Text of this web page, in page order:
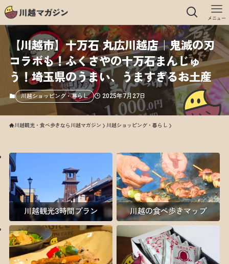
メニュー
【川越市】十万石 丸広川越店｜鬼滅の刃
コラボも！ふくさやの十万石まんじゅ
う！埼玉県のうまい、うますぎるお土産
川越ショッピング・暮らし 2025年7月27日
川越観光・食べ歩きなら川越マガジン 川越ショッピング・暮らし
川越観光3時間プラン 川越の食べ歩きマップ